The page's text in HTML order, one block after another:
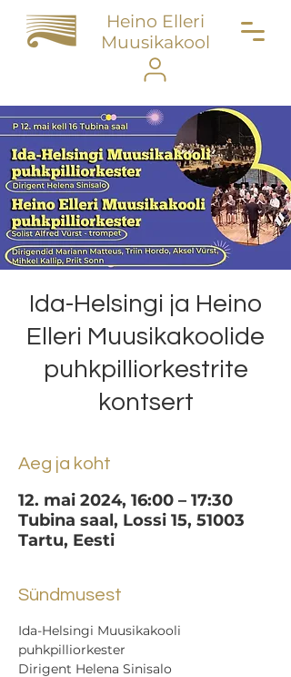
Heino Elleri
Muusikakool
Ida-Helsingi ja Heino
Elleri Muusikakoolide
puhkpilliorkestrite
kontsert
Aeg ja koht
12. mai 2024, 16:00 – 17:30
Tubina saal, Lossi 15, 51003
Tartu, Eesti
Sündmusest
Ida-Helsingi Muusikakooli
puhkpilliorkester
Dirigent Helena Sinisalo